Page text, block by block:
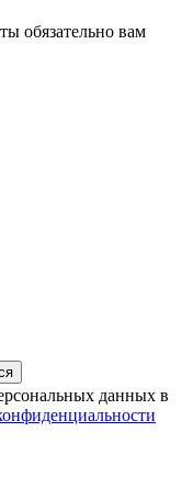
обязательно вам
данных в